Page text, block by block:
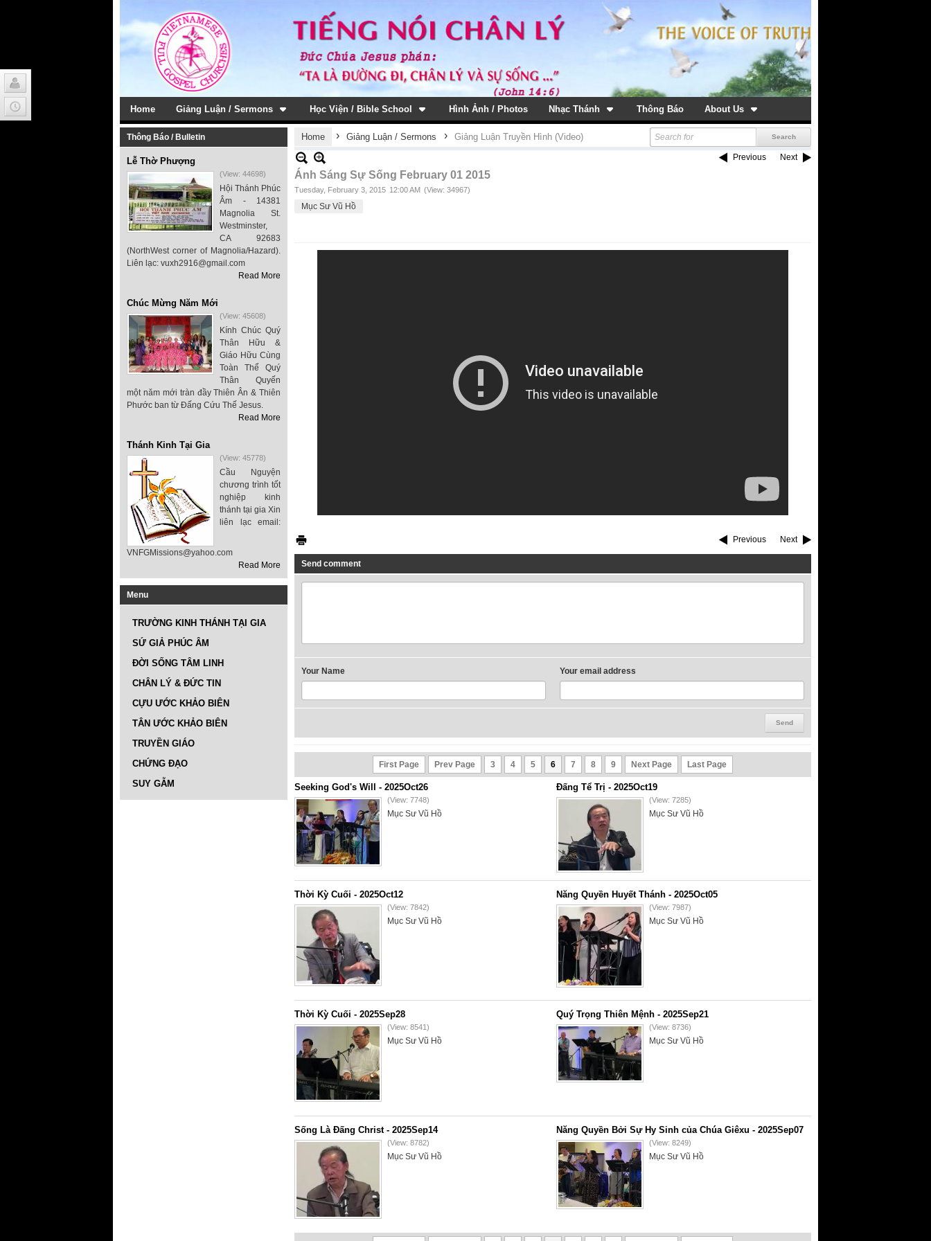
Home Giảng Luận / Sermons Học Viện / Bible School Hình Ảnh / Photos Nhạc Thánh Thông Báo About Us
Thông Báo / Bulletin
Lễ Thờ Phượng
(View: 44698)
Hội Thánh Phúc
Âm - 14381
Magnolia St.
Westminster,
CA 92683
(NorthWest corner of Magnolia/Hazard).
Liên lạc: vuxh2916@gmail.com
Read More
Chúc Mừng Năm Mới
(View: 45608)
Kính Chúc Quý
Thân Hữu &
Giáo Hữu Cùng
Toàn Thể Quý
Thân Quyến
một năm mới tràn đầy Thiên Ân & Thiên
Phước ban từ Đấng Cứu Thế Jesus.
Read More
Thánh Kinh Tại Gia
(View: 45778)
Cầu Nguyện
chương trình tốt
nghiệp kinh
thánh tại gia Xin
liên lạc email:
VNFGMissions@yahoo.com
Read More
Menu
TRƯỜNG KINH THÁNH TẠI GIA
SỨ GIẢ PHÚC ÂM
ĐỜI SỐNG TÂM LINH
CHÂN LÝ & ĐỨC TIN
CỰU ƯỚC KHẢO BIÊN
TÂN ƯỚC KHẢO BIÊN
TRUYỀN GIÁO
CHỨNG ĐẠO
SUY GẪM
Home › Giảng Luận / Sermons › Giảng Luận Truyền Hình (Video)
Previous Next
Ánh Sáng Sự Sống February 01 2015
Tuesday, February 3, 2015 12:00 AM (View: 34967)
Mục Sư Vũ Hồ
Previous Next
Send comment
Your Name Your email address
First Page Prev Page 3 4 5 6 7 8 9 Next Page Last Page
Seeking God's Will - 2025Oct26
(View: 7748)
Mục Sư Vũ Hồ
Đấng Tể Trị - 2025Oct19
(View: 7285)
Mục Sư Vũ Hồ
Thời Kỳ Cuối - 2025Oct12
(View: 7842)
Mục Sư Vũ Hồ
Năng Quyền Huyết Thánh - 2025Oct05
(View: 7987)
Mục Sư Vũ Hồ
Thời Kỳ Cuối - 2025Sep28
(View: 8541)
Mục Sư Vũ Hồ
Quý Trọng Thiên Mệnh - 2025Sep21
(View: 8736)
Mục Sư Vũ Hồ
Sống Là Đấng Christ - 2025Sep14
(View: 8782)
Mục Sư Vũ Hồ
Năng Quyền Bởi Sự Hy Sinh của Chúa Giêxu - 2025Sep07
(View: 8249)
Mục Sư Vũ Hồ